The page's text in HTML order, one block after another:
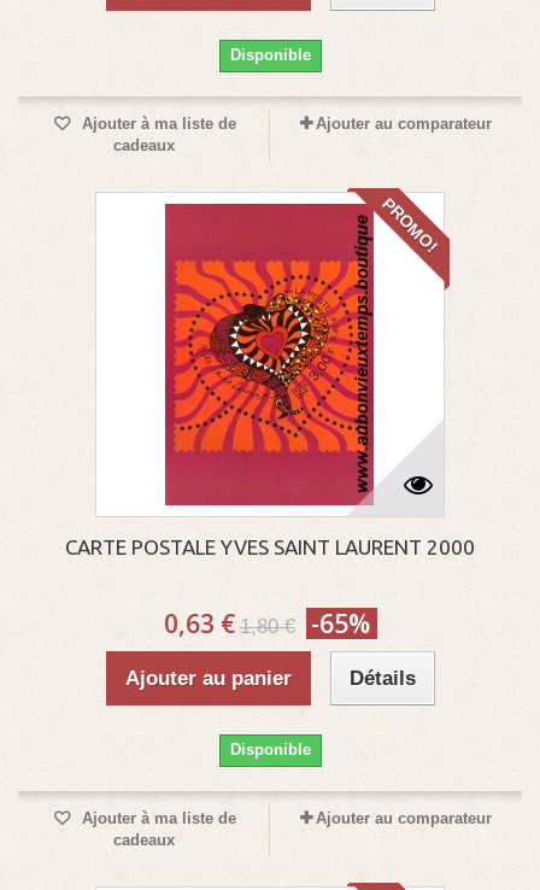
Disponible
Ajouter à ma liste de
cadeaux
Ajouter au comparateur
PROMO!
CARTE POSTALE YVES SAINT LAURENT 2000
0,63 € 1,80 € -65%
Ajouter au panier Détails
Disponible
Ajouter à ma liste de
cadeaux
Ajouter au comparateur